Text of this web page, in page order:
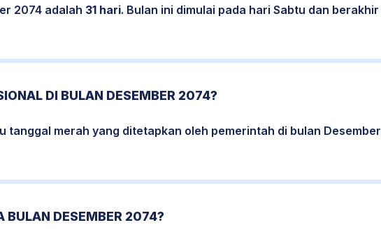
2074 adalah 31 hari. Bulan ini dimulai pada hari Sabtu dan berakhir
DI BULAN DESEMBER 2074?
tanggal merah yang ditetapkan oleh pemerintah di bulan Desember
BULAN DESEMBER 2074?